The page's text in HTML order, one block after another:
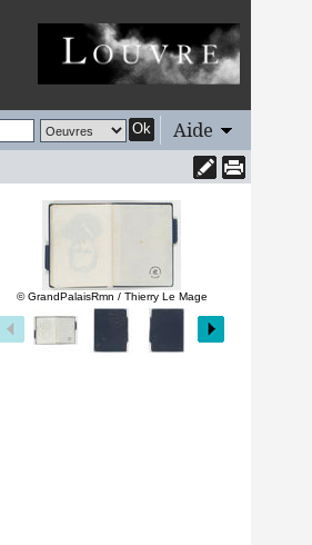
Ok Aide
© GrandPalaisRmn / Thierry Le Mage